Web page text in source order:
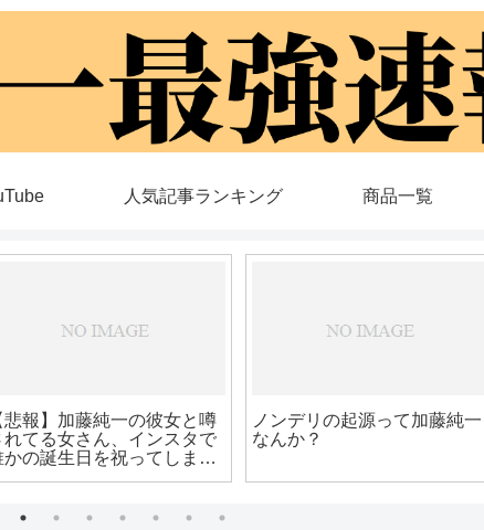
人気記事ランキング 商品一覧
れたら警察に通報すると言っ